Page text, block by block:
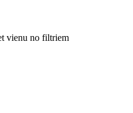
vienu no filtriem